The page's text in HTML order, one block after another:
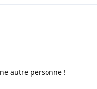
autre personne !